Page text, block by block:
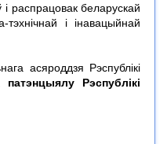
распрацовак беларускай
і інавацыйнай
асяроддзя Рэспублікі
Рэспублікі